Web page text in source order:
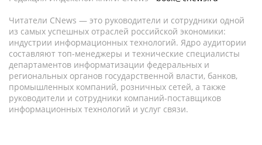
Читатели CNews — это руководители и сотрудники одной
из самых успешных отраслей российской экономики:
индустрии информационных технологий. Ядро аудитории
составляют топ-менеджеры и технические специалисты
департаментов информатизации федеральных и
региональных органов государственной власти, банков,
промышленных компаний, розничных сетей, а также
руководители и сотрудники компаний-поставщиков
информационных технологий и услуг связи.